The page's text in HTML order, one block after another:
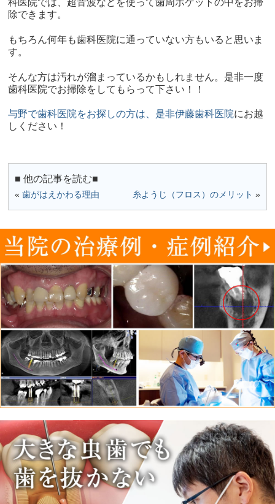
科医院では、超音波などを使って歯周ポケットの中をお掃
除できます。
もちろん何年も歯科医院に通っていない方もいると思いま
す。
そんな方は汚れが溜まっているかもしれません。是非一度
歯科医院でお掃除をしてもらって下さい！！
与野で歯科医院をお探しの方は、是非伊藤歯科医院にお越
しください！
■ 他の記事を読む■
«歯がはえかわる理由 糸ようじ（フロス）のメリット »